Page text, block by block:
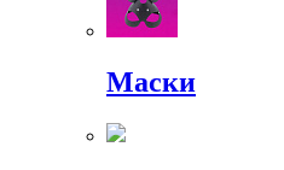
Маски